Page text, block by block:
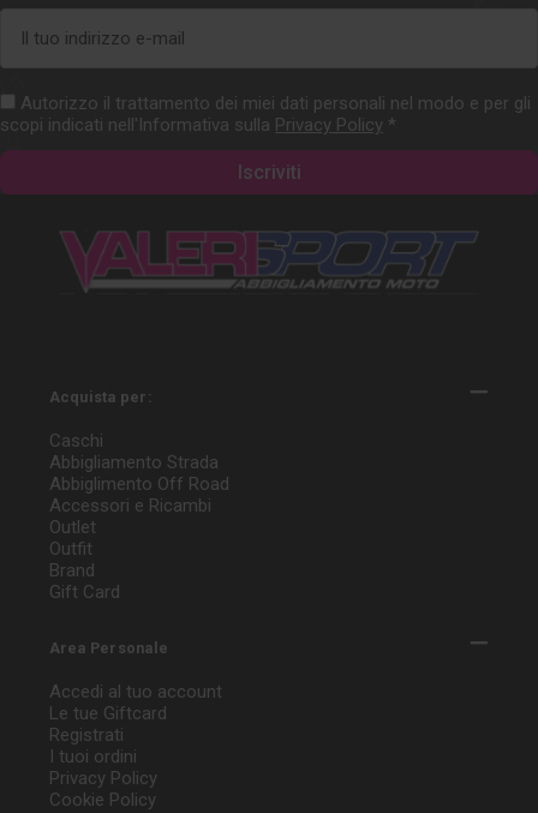
mail
Autorizzo il trattamento dei miei dati personali nel modo e per gli
scopi indicati nell'Informativa sulla Privacy Policy *
Acquista per:
Caschi
Abbigliamento Strada
Abbiglimento Off Road
Accessori e Ricambi
Outlet
Outfit
Brand
Gift Card
Area Personale
Accedi al tuo account
Le tue Giftcard
Registrati
I tuoi ordini
Privacy Policy
Cookie Policy